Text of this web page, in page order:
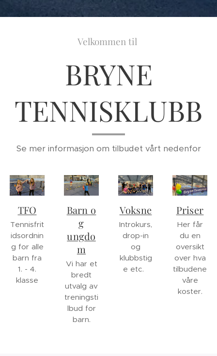
Velkommen til
BRYNE
TENNISKLUBB
Se mer informasjon om tilbudet vårt nedenfor
TFO
Tennisfrit
idsordnin
g for alle
barn fra
1. - 4.
klasse
Barn o
g
ungdo
m
Vi har et
bredt
utvalg av
treningsti
lbud for
barn.
Voksne
Introkurs,
drop-in
og
klubbstig
e etc.
Priser
Her får
du en
oversikt
over hva
tilbudene
våre
koster.